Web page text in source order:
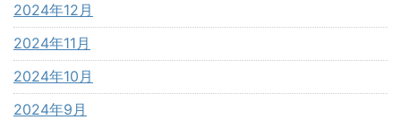
2024年12月
2024年11月
2024年10月
2024年9月